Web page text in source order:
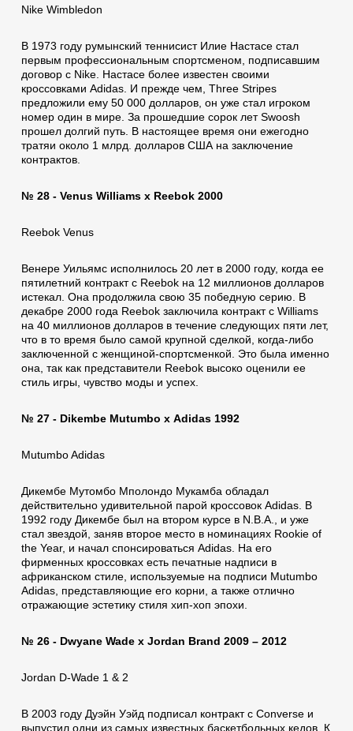
Nike Wimbledon
В 1973 году румынский теннисист Илие Настасе стал
первым профессиональным спортсменом, подписавшим
договор с Nike. Настасе более известен своими
кроссовками Аdidas. И прежде чем, Three Stripes
предложили ему 50 000 долларов, он уже стал игроком
номер один в мире. За прошедшие сорок лет Swoosh
прошел долгий путь. В настоящее время они ежегодно
тратяи около 1 млрд. долларов США на заключение
контрактов.
№ 28 - Venus Williams x Reebok 2000
Reebok Venus
Венере Уильямс исполнилось 20 лет в 2000 году, когда ее
пятилетний контракт с Reebok на 12 миллионов долларов
истекал. Она продолжила свою 35 победную серию. В
декабре 2000 года Reebok заключила контракт с Williams
на 40 миллионов долларов в течение следующих пяти лет,
что в то время было самой крупной сделкой, когда-либо
заключенной с женщиной-спортсменкой. Это была именно
она, так как представители Reebok высоко оценили ее
стиль игры, чувство моды и успех.
№ 27 - Dikembe Mutumbo x Аdidas 1992
Mutumbo Adidas
Дикембе Мутомбо Мполондо Мукамба обладал
действительно удивительной парой кроссовок Аdidas. В
1992 году Дикембе был на втором курсе в N.B.A., и уже
стал звездой, заняв второе место в номинациях Rookie of
the Year, и начал спонсироваться Аdidas. На его
фирменных кроссовках есть печатные надписи в
африканском стиле, используемые на подписи Mutumbo
Аdidas, представляющие его корни, а также отлично
отражающие эстетику стиля хип-хоп эпохи.
№ 26 - Dwyane Wade x Jordan Brand 2009 – 2012
Jordan D-Wade 1 & 2
В 2003 году Дуэйн Уэйд подписал контракт с Converse и
выпустил одни из самых известных баскетбольных кедов. К